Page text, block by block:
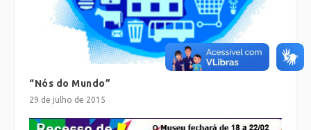
“Nós do Mundo”
29 de julho de 2015